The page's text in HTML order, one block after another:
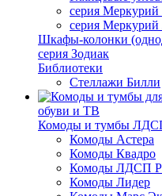
серия
серия
Шкафы-колонки
серия Зодиак
Библиотеки
Стеллажи Билли
обуви и ТВ
Комоды и тумбы
Комоды Астера
Комоды Квадро
Комоды ЛДСП
Комоды Лидер